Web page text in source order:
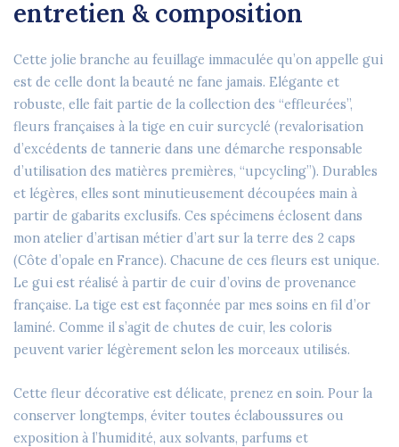
entretien & composition
Cette jolie branche au feuillage immaculée qu’on appelle gui
est de celle dont la beauté ne fane jamais. Elégante et
robuste, elle fait partie de la collection des “effleurées”,
fleurs françaises à la tige en cuir surcyclé (revalorisation
d’excédents de tannerie dans une démarche responsable
d’utilisation des matières premières, “upcycling”). Durables
et légères, elles sont minutieusement découpées main à
partir de gabarits exclusifs. Ces spécimens éclosent dans
mon atelier d’artisan métier d’art sur la terre des 2 caps
(Côte d’opale en France). Chacune de ces fleurs est unique.
Le gui est réalisé à partir de cuir d’ovins de provenance
française. La tige est est façonnée par mes soins en fil d’or
laminé. Comme il s’agit de chutes de cuir, les coloris
peuvent varier légèrement selon les morceaux utilisés.
Cette fleur décorative est délicate, prenez en soin. Pour la
conserver longtemps, éviter toutes éclaboussures ou
exposition à l’humidité, aux solvants, parfums et